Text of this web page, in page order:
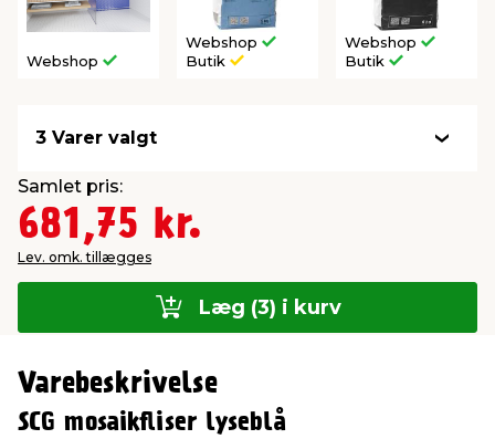
Webshop
Webshop
Butik
Webshop
Butik
3 Varer valgt
Samlet pris:
681,75 kr.
Lev. omk. tillægges
Læg (3) i kurv
Varebeskrivelse
SCG mosaikfliser lyseblå